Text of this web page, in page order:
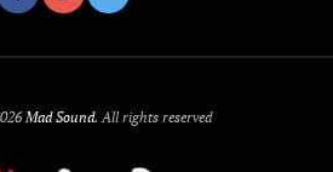
Mad Sound. All rights reserved